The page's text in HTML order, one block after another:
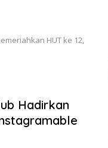
HUT ke 12,
Hadirkan